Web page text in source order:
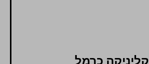
קליניקה כרמל